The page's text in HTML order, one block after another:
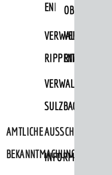
RIPPENWEIER
SULZBACH
AMTLICHE
BEKANNTMACHUNGEN
deine Stadt